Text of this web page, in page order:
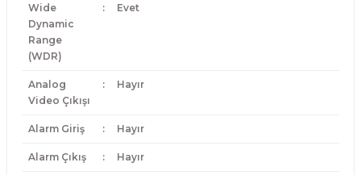
Wide
Dynamic
Range
(WDR)
: Evet
Analog
Video Çıkışı
: Hayır
Alarm Giriş : Hayır
Alarm Çıkış : Hayır